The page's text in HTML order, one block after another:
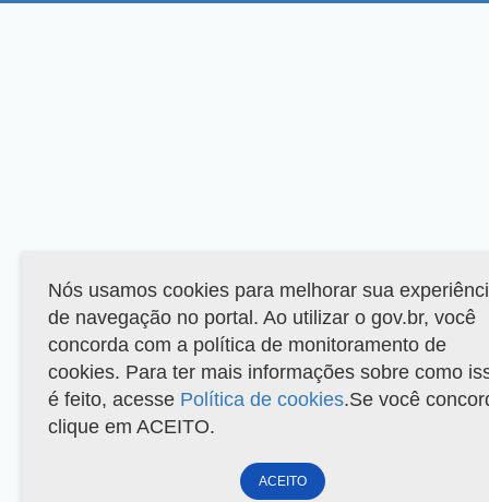
Nós usamos cookies para melhorar sua
de navegação no portal. Ao utilizar o gov.br, você
concorda com a política de monitoramento de
cookies. Para ter mais informações sobre como
é feito, acesse Política de cookies.Se você
clique em ACEITO.
ACEITO